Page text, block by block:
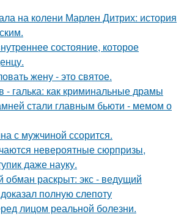
на колени Марлен Дитрих: история
состояние, которое
жену - это святое.
- галька: как криминальные драмы
стали главным бьюти - мемом о
с мужчиной ссорится.
невероятные сюрпризы,
даже науку.
обман раскрыт: экс - ведущий
полную слепоту
лицом реальной болезни.